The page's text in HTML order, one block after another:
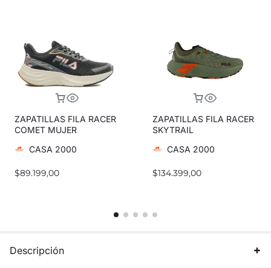
ZAPATILLAS FILA RACER
COMET MUJER
CASA 2000
$89.199,00
ZAPATILLAS FILA RACER
SKYTRAIL
CASA 2000
$134.399,00
Descripción